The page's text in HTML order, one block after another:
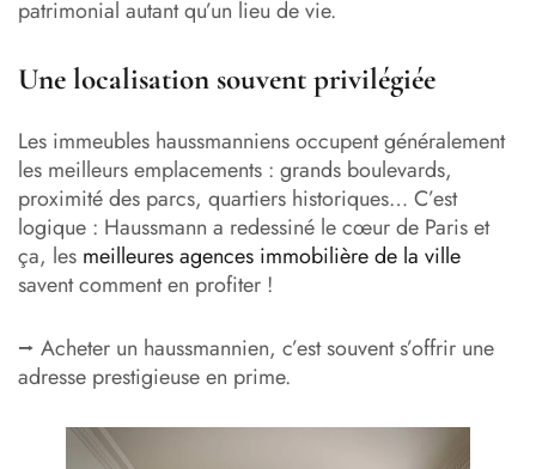
patrimonial autant qu’un lieu de vie.
Une localisation souvent privilégiée
Les immeubles haussmanniens occupent généralement
les meilleurs emplacements : grands boulevards,
proximité des parcs, quartiers historiques… C’est
logique : Haussmann a redessiné le cœur de Paris et
ça, les meilleures agences immobilière de la ville
savent comment en profiter !
⭢ Acheter un haussmannien, c’est souvent s’offrir une
adresse prestigieuse en prime.